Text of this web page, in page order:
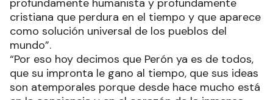
profundamente humanista y profundamente
cristiana que perdura en el tiempo y que aparece
como solución universal de los pueblos del
mundo”.
“Por eso hoy decimos que Perón ya es de todos,
que su impronta le gano al tiempo, que sus ideas
son atemporales porque desde hace mucho está